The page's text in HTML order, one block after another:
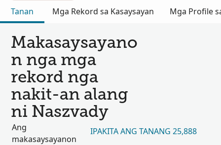
Tanan
Mga Rekord sa Kasaysayan Mga Profile
Makasaysayano
n nga mga
rekord nga
nakit-an alang
ni Naszvady
Ang
makasaysayanon
IPAKITA ANG TANANG 25,888